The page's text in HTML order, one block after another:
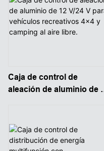
Caja de control de
aleación de aluminio de
al aire libre.